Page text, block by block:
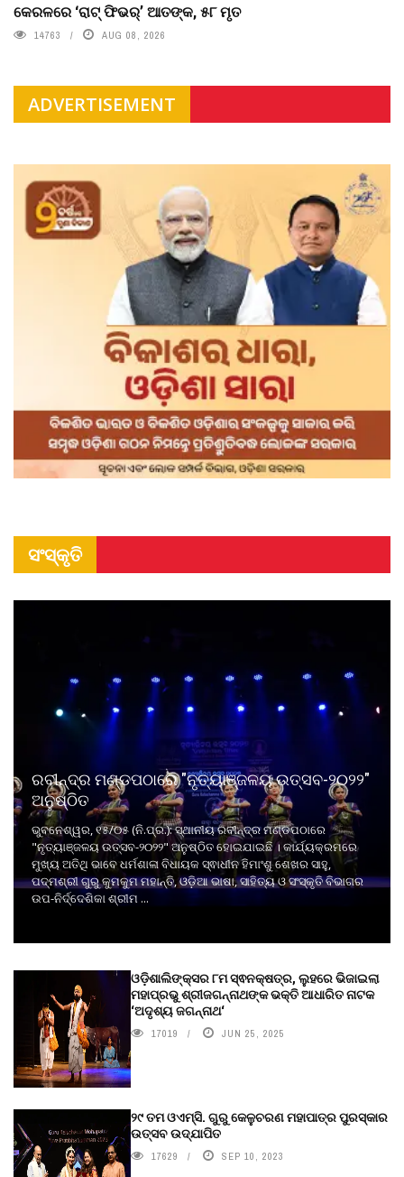
କେରଳରେ ‘ରାଟ୍ ଫିଭର୍’ ଆତଙ୍କ, ୫୮ ମୃତ
14763 AUG 08, 2026
ADVERTISEMENT
ସଂସ୍କୃତି
ରବୀନ୍ଦ୍ର ମଣ୍ଡପଠାରେ "ନୃତ୍ୟାଞ୍ଜଳୟ ଉତ୍ସବ-୨୦୨୨"
ଅନୁଷ୍ଠିତ
ଭୁବନେଶ୍ୱର, ୧୫/୦୫ (ନି.ପ୍ର.): ସ୍ଥାନୀୟ ରବୀନ୍ଦ୍ର ମଣ୍ଡପଠାରେ
"ନୃତ୍ୟାଞ୍ଜଳୟ ଉତ୍ସବ-୨୦୨୨" ଅନୁଷ୍ଠିତ ହୋଇଯାଇଛି । କାର୍ଯ୍ୟକ୍ରମରେ
ମୁଖ୍ୟ ଅତିଥି ଭାବେ ଧର୍ମଶାଳା ବିଧାୟକ ସ୍ଵାଧୀନ ହିମାଂଶୁ ଶେଖର ସାହୁ,
ପଦ୍ମଶ୍ରୀ ଗୁରୁ କୁମକୁମ ମହାନ୍ତି, ଓଡ଼ିଆ ଭାଷା, ସାହିତ୍ୟ ଓ ସଂସ୍କୃତି ବିଭାଗର
ଉପ-ନିର୍ଦ୍ଦେଶିକା ଶ୍ରୀମ ...
ଓଡ଼ିଶାଲିଙ୍କ୍ସର ୮ମ ସ୍ଵନକ୍ଷତ୍ର, ଲୁହରେ ଭିଜାଇଲା
ମହାପ୍ରଭୁ ଶ୍ରୀଜଗନ୍ନାଥଙ୍କ ଭକ୍ତି ଆଧାରିତ ନାଟକ
‘ଅଦୃଶ୍ୟ ଜଗନ୍ନାଥ‘
17019 JUN 25, 2025
୨୯ ତମ ଓଏମ୍‌ସି. ଗୁରୁ କେଳୁଚରଣ ମହାପାତ୍ର ପୁରସ୍କାର
ଉତ୍ସବ ଉଦ୍‍ଯାପିତ
17629 SEP 10, 2023